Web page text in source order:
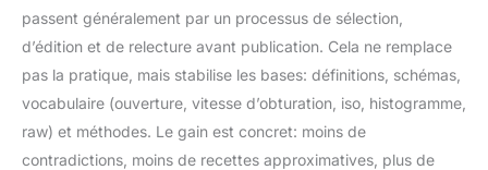
passent généralement par un processus de sélection,
d’édition et de relecture avant publication. Cela ne remplace
pas la pratique, mais stabilise les bases: définitions, schémas,
vocabulaire (ouverture, vitesse d’obturation, iso, histogramme,
raw) et méthodes. Le gain est concret: moins de
contradictions, moins de recettes approximatives, plus de